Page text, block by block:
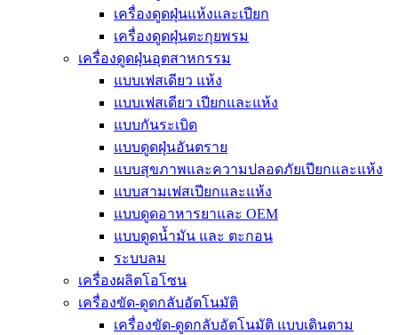
เครื่องดูดฝุ่นแห้งและเปียก
เครื่องดูดฝุ่นตะกุยพรม
เครื่องดูดฝุ่นอุตสาหกรรม
แบบเฟสเดียว แห้ง
แบบเฟสเดียว เปียกและแห้ง
แบบกันระเบิด
แบบดูดฝุ่นอันตราย
แบบสุขภาพและความปลอดภัยเปียกและแห้ง
แบบสามเฟสเปียกและแห้ง
แบบดูดอาหารยาและ OEM
แบบดูดน้ำมัน และ ตะกอน
ระบบลม
เครื่องผลิตโอโซน
เครื่องขัด-ดูดกลับอัตโนมัติ
เครื่องขัด-ดูดกลับอัตโนมัติ แบบเดินตาม